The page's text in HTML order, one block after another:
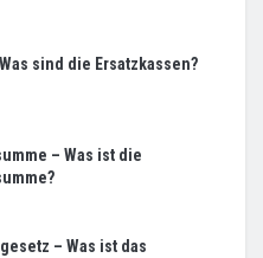
sind die Ersatzkassen?
– Was ist die
– Was ist das